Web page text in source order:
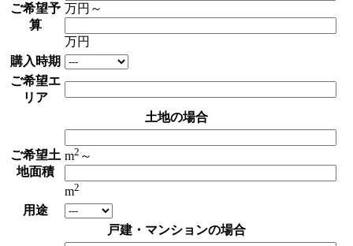
ご希望予
算
万円～
万円
購入時期
ご希望エ
リア
土地の場合
ご希望土
地面積
m2 ～
m2
用途
戸建・マンションの場合